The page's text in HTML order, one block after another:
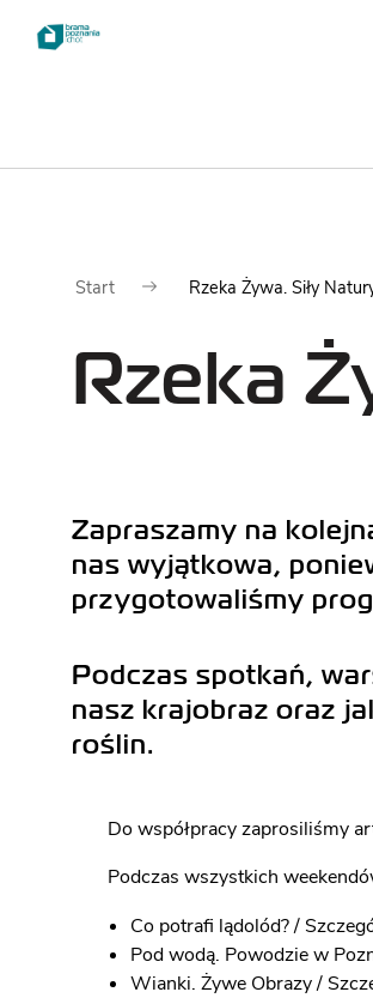
odwiedzających
NAJWAŻNIEJSZE
INFORMACJE
BILET WSPÓLNY
Start Rzeka Żywa. Siły
Rzeka
Zapraszamy na
nas wyjątkowa,
przygotowaliśmy
Podczas spotkań,
nasz krajobraz oraz
roślin.
Do współpracy zaprosiliśmy
Podczas wszystkich
Co potrafi lądolód? /
Pod wodą. Powodzie w
Wianki. Żywe Obrazy /